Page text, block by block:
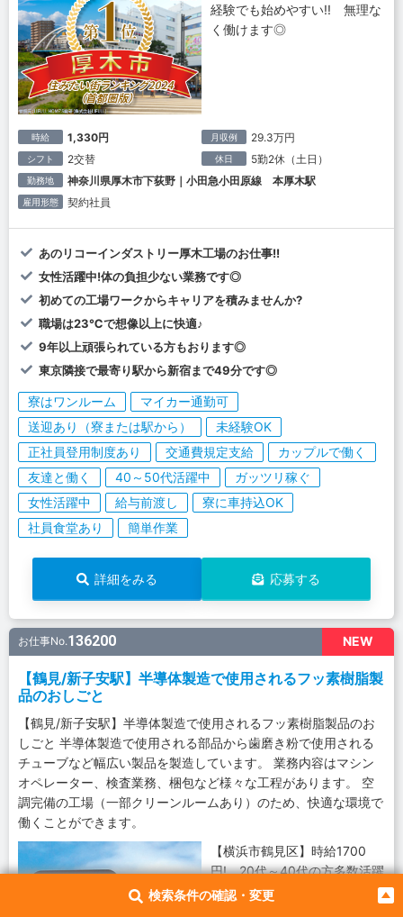
検索条件の確認・変更
経験でも始めやすい!! 無理な
く働けます◎
時給 1,330円 月収例 29.3万円
シフト 2交替 休日 5勤2休（土日）
勤務地 神奈川県厚木市下荻野｜小田急小田原線 本厚木駅
雇用形態 契約社員
あのリコーインダストリー厚木工場のお仕事!!
女性活躍中!体の負担少ない業務です◎
初めての工場ワークからキャリアを積みませんか?
職場は23℃で想像以上に快適♪
9年以上頑張られている方もおります◎
東京隣接で最寄り駅から新宿まで49分です◎
寮はワンルーム
マイカー通勤可
送迎あり（寮または駅から）
未経験OK
正社員登用制度あり
交通費規定支給
カップルで働く
友達と働く
40～50代活躍中
ガッツリ稼ぐ
女性活躍中
給与前渡し
寮に車持込OK
社員食堂あり
簡単作業
詳細をみる 応募する
NEW
お仕事No.136200
【鶴見/新子安駅】半導体製造で使用されるフッ素樹脂製
品のおしごと
【鶴見/新子安駅】半導体製造で使用されるフッ素樹脂製品のお
しごと 半導体製造で使用される部品から歯磨き粉で使用される
チューブなど幅広い製品を製造しています。 業務内容はマシン
オペレーター、検査業務、梱包など様々な工程があります。 空
調完備の工場（一部クリーンルームあり）のため、快適な環境で
働くことができます。
【横浜市鶴見区】時給1700
円! 20代～40代の方多数活躍
中!